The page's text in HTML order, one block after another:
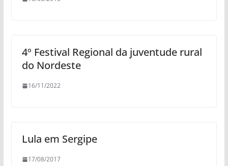
4º Festival Regional da juventude rural
do Nordeste
16/11/2022
Lula em Sergipe
17/08/2017